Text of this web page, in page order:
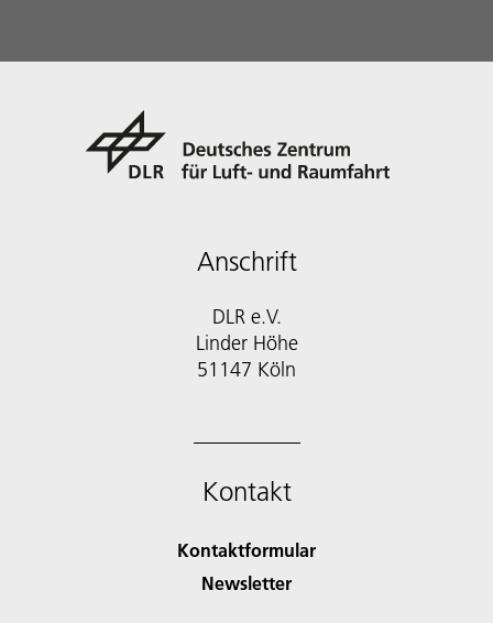
Anschrift
DLR e.V.
Linder Höhe
51147 Köln
Kontakt
Kontaktformular
Newsletter